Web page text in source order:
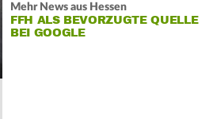
Mehr News aus Hessen
FFH ALS BEVORZUGTE QUELLE
BEI GOOGLE